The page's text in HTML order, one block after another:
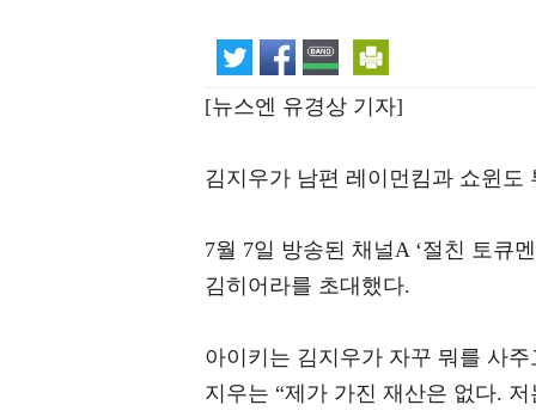
[뉴스엔 유경상 기자]
김지우가 남편 레이먼킴과 쇼윈도
7월 7일 방송된 채널A ‘절친 토큐
김히어라를 초대했다.
아이키는 김지우가 자꾸 뭐를 사
지우는 “제가 가진 재산은 없다.